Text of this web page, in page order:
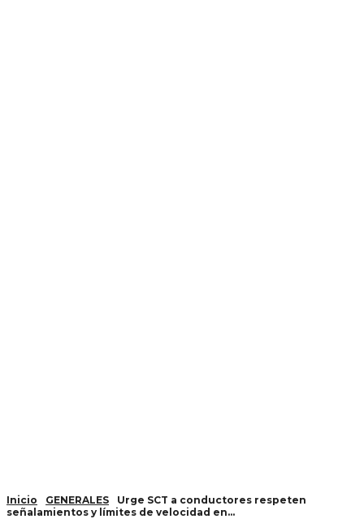
Inicio GENERALES
Urge SCT a conductores respeten
señalamientos y límites de velocidad en...